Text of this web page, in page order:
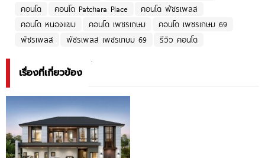
คอนโด
คอนโด Patchara Place
คอนโด พัชรเพลส
คอนโด หนองแขม
คอนโด เพชรเกษม
คอนโด เพชรเกษม 69
พัชรเพลส
พัชรเพลส เพชรเกษม 69 รีวิว คอนโด
เรื่องที่เกี่ยวข้อง